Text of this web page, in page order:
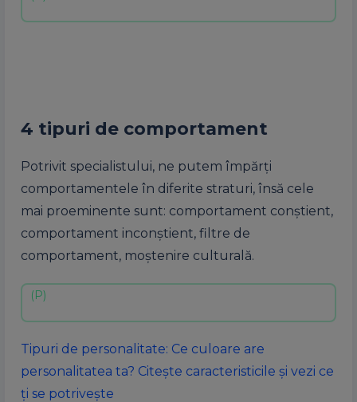
4 tipuri de comportament
Potrivit specialistului, ne putem împărți
comportamentele în diferite straturi, însă cele
mai proeminente sunt: comportament conștient,
comportament inconștient, filtre de
comportament, moștenire culturală.
Tipuri de personalitate: Ce culoare are
personalitatea ta? Citește caracteristicile și vezi ce
ți se potrivește